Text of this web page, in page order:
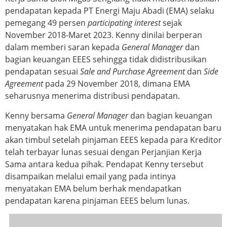
pendapatan kepada PT Energi Maju Abadi (EMA) selaku
pemegang 49 persen participating interestsejak
November 2018-Maret 2023. Kenny dinilai berperan
dalam memberi saran kepada General Managerdan
bagian keuangan EEES sehingga tidak didistribusikan
pendapatan sesuai Sale and Purchase Agreementdan Side
Agreementpada 29 November 2018, dimana EMA
seharusnya menerima distribusi pendapatan.
Kenny bersama General Managerdan bagian keuangan
menyatakan hak EMA untuk menerima pendapatan baru
akan timbul setelah pinjaman EEES kepada para Kreditor
telah terbayar lunas sesuai dengan Perjanjian Kerja
Sama antara kedua pihak. Pendapat Kenny tersebut
disampaikan melalui email yang pada intinya
menyatakan EMA belum berhak mendapatkan
pendapatan karena pinjaman EEES belum lunas.